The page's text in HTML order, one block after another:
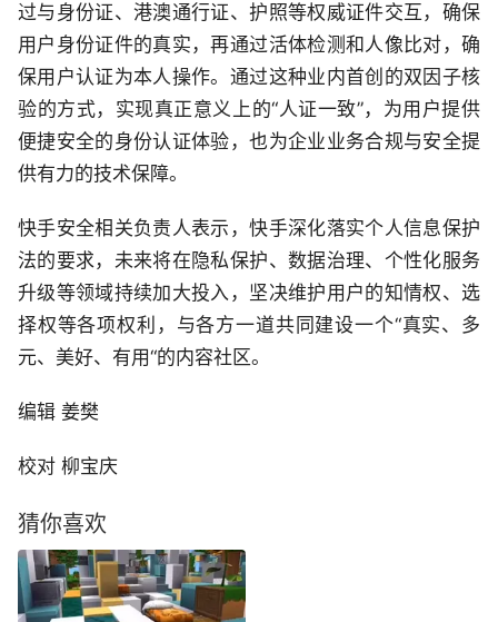
过与身份证、港澳通行证、护照等权威证件交互，确保
用户身份证件的真实，再通过活体检测和人像比对，确
保用户认证为本人操作。通过这种业内首创的双因子核
验的方式，实现真正意义上的“人证一致”，为用户提供
便捷安全的身份认证体验，也为企业业务合规与安全提
供有力的技术保障。
快手安全相关负责人表示，快手深化落实个人信息保护
法的要求，未来将在隐私保护、数据治理、个性化服务
升级等领域持续加大投入，坚决维护用户的知情权、选
择权等各项权利，与各方一道共同建设一个“真实、多
元、美好、有用“的内容社区。
编辑 姜樊
校对 柳宝庆
猜你喜欢